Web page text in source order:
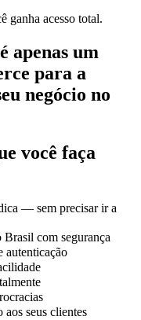
ganha acesso total.
apenas um
para a
negócio no
você faça
— sem precisar ir a
com segurança
seus clientes